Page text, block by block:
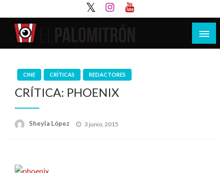
al
contenido
Tu espacio de la industria de cine española y
CINE CRÍTICAS REDACTORES
CRÍTICA: PHOENIX
Sheyla López
Publicado
3 junio, 2015